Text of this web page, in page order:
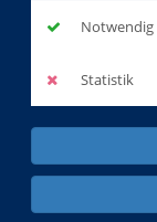
Notwendig
Statistik